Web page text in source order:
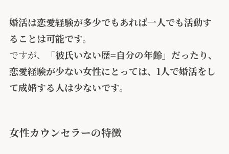
婚活は恋愛経験が多少でもあれば一人でも活動す
ることは可能です。
ですが、
「彼氏いない歴=自分の年齢」だったり、
恋愛経験が少ない女性にとっては、1人で婚活をし
て成婚する人は少ないです。
女性カウンセラーの特徴